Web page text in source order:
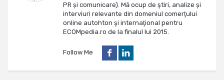
PR și comunicare). Mă ocup de ştiri, analize și
interviuri relevante din domeniul comerţului
online autohton şi internaţional pentru
ECOMpedia.ro de la finalul lui 2015.
Follow Me